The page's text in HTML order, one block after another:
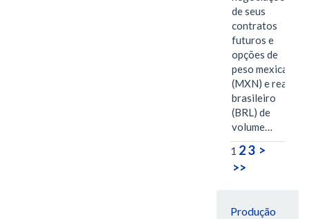
de seus
contratos
futuros e
opções de
peso mexicano
(MXN) e real
brasileiro
(BRL) de
volume…
1 23 >
>>
Produção